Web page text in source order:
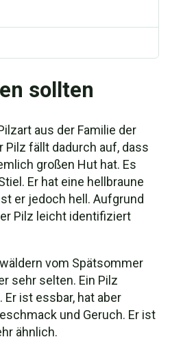
sollten
aus der Familie der
Pilz fällt dadurch auf, dass
großen Hut hat. Es
Er hat eine hellbraune
er jedoch hell. Aufgrund
Pilz leicht identifiziert
vom Spätsommer
sehr selten. Ein Pilz
ist essbar, hat aber
und Geruch. Er ist
ähnlich.